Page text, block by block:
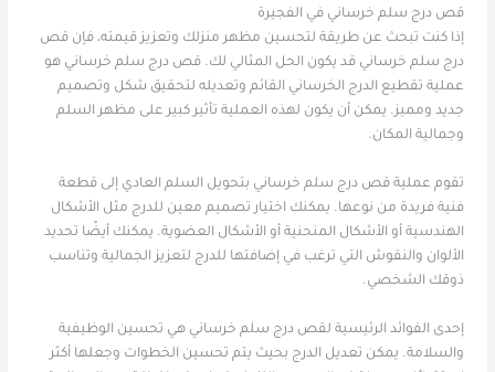
قص درج سلم خرساني في الفجيرة
إذا كنت تبحث عن طريقة لتحسين مظهر منزلك وتعزيز قيمته، فإن قص
درج سلم خرساني قد يكون الحل المثالي لك. قص درج سلم خرساني هو
عملية تقطيع الدرج الخرساني القائم وتعديله لتحقيق شكل وتصميم
جديد ومميز. يمكن أن يكون لهذه العملية تأثير كبير على مظهر السلم
وجمالية المكان.
تقوم عملية قص درج سلم خرساني بتحويل السلم العادي إلى قطعة
فنية فريدة من نوعها. يمكنك اختيار تصميم معين للدرج مثل الأشكال
الهندسية أو الأشكال المنحنية أو الأشكال العضوية. يمكنك أيضًا تحديد
الألوان والنقوش التي ترغب في إضافتها للدرج لتعزيز الجمالية وتناسب
ذوقك الشخصي.
إحدى الفوائد الرئيسية لقص درج سلم خرساني هي تحسين الوظيفية
والسلامة. يمكن تعديل الدرج بحيث يتم تحسين الخطوات وجعلها أكثر